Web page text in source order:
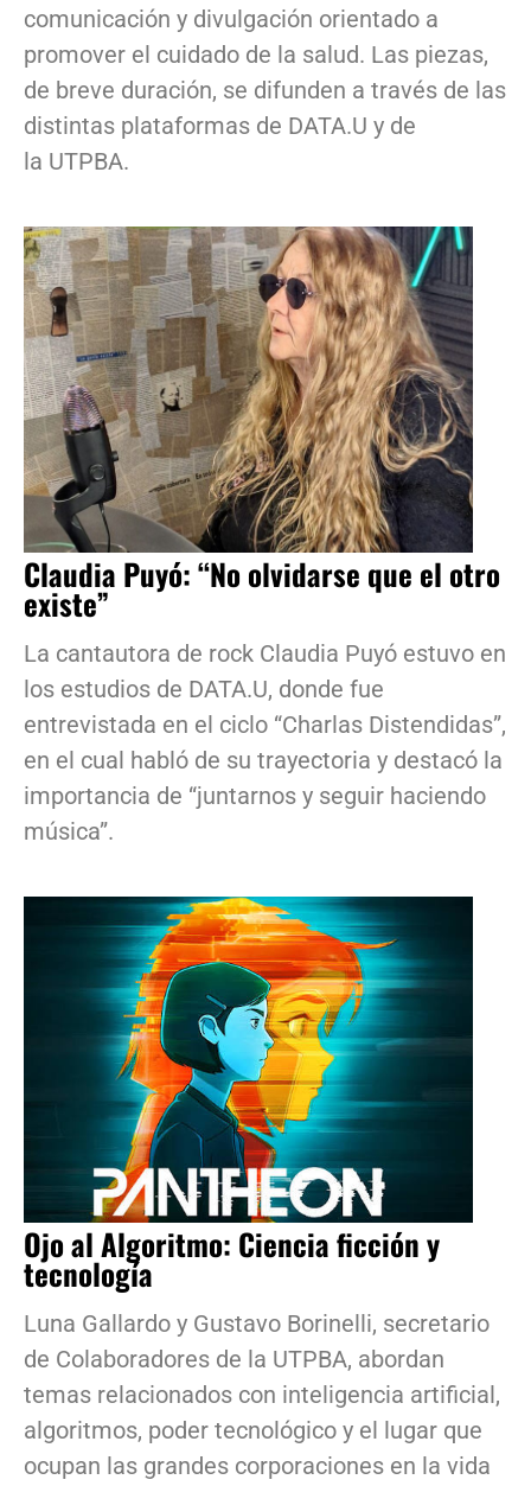
comunicación y divulgación orientado a
promover el cuidado de la salud. Las piezas,
de breve duración, se difunden a través de las
distintas plataformas de DATA.U y de
la UTPBA.
Claudia Puyó: “No olvidarse que el otro
existe”
La cantautora de rock Claudia Puyó estuvo en
los estudios de DATA.U, donde fue
entrevistada en el ciclo “Charlas Distendidas”,
en el cual habló de su trayectoria y destacó la
importancia de “juntarnos y seguir haciendo
música”.
Ojo al Algoritmo: Ciencia ficción y
tecnología
Luna Gallardo y Gustavo Borinelli, secretario
de Colaboradores de la UTPBA, abordan
temas relacionados con inteligencia artificial,
algoritmos, poder tecnológico y el lugar que
ocupan las grandes corporaciones en la vida